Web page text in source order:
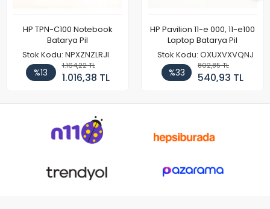
HP TPN-C100 Notebook
Batarya Pil
Stok Kodu: NPXZNZLRJI
%13
1.164,22 TL
1.016,38 TL
HP Pavilion 11-e 000, 11-e100
Laptop Batarya Pil
Stok Kodu: OXUXVXVQNJ
%33
802,85 TL
540,93 TL